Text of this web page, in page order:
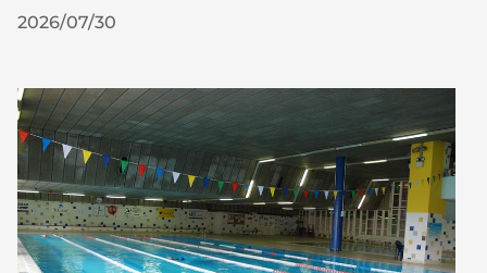
2026/07/30